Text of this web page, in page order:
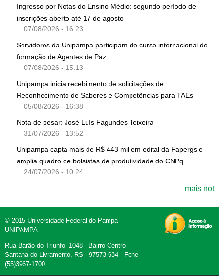
Ingresso por Notas do Ensino Médio: segundo período de
inscrições aberto até 17 de agosto
07/08/2026 - 16:23
Servidores da Unipampa participam de curso internacional de
formação de Agentes de Paz
07/08/2026 - 15:13
Unipampa inicia recebimento de solicitações de
Reconhecimento de Saberes e Competências para TAEs
05/08/2026 - 16:38
Nota de pesar: José Luís Fagundes Teixeira
31/07/2026 - 13:52
Unipampa capta mais de R$ 443 mil em edital da Fapergs e
amplia quadro de bolsistas de produtividade do CNPq
24/07/2026 - 10:24
mais not
© 2015 Universidade Federal do Pampa -
UNIPAMPA
Rua Barão do Triunfo, 1048 - Bairro Centro -
Santana do Livramento, RS - 97573-634 - Fone
(55)3967-1700